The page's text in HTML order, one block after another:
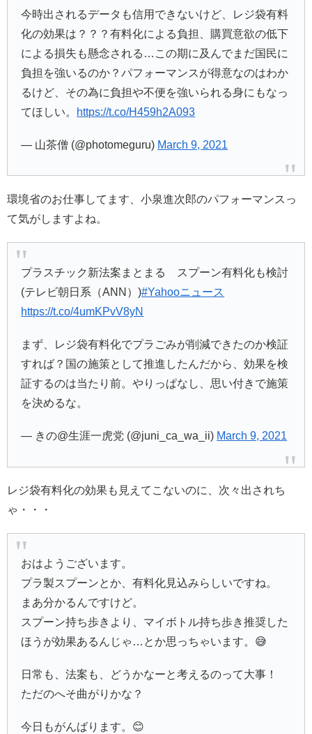
今時出されるデータも信用できないけど、レジ袋有料
化の効果は？？？有料化による負担、購買意欲の低下
による損失も懸念される…この期に及んでまだ国民に
負担を強いるのか？パフォーマンスが得意なのはわか
るけど、その為に負担や不便を強いられる身にもなっ
てほしい。
https://t.co/H459h2A093
— 山茶僧 (@photomeguru) March 9, 2021
環境省のお仕事してます、小泉進次郎のパフォーマンスっ
て気がしますよね。
プラスチック新法案まとまる スプーン有料化も検討
(テレビ朝日系（ANN）)#Yahooニュース
https://t.co/4umKPvV8yN
まず、レジ袋有料化でプラごみが削減できたのか検証
すれば？国の施策として推進したんだから、効果を検
証するのは当たり前。やりっぱなし、思い付きで施策
を決めるな。
— きの@生涯一虎党 (@juni_ca_wa_ii) March 9, 2021
レジ袋有料化の効果も見えてこないのに、次々出されち
ゃ・・・
おはようございます。
プラ製スプーンとか、有料化見込みらしいですね。
まあ分かるんですけど。
スプーン持ち歩きより、マイボトル持ち歩き推奨した
ほうが効果あるんじゃ…とか思っちゃいます。😅
日常も、法案も、どうかなーと考えるのって大事！
ただのへそ曲がりかな？
今日もがんばります。😊